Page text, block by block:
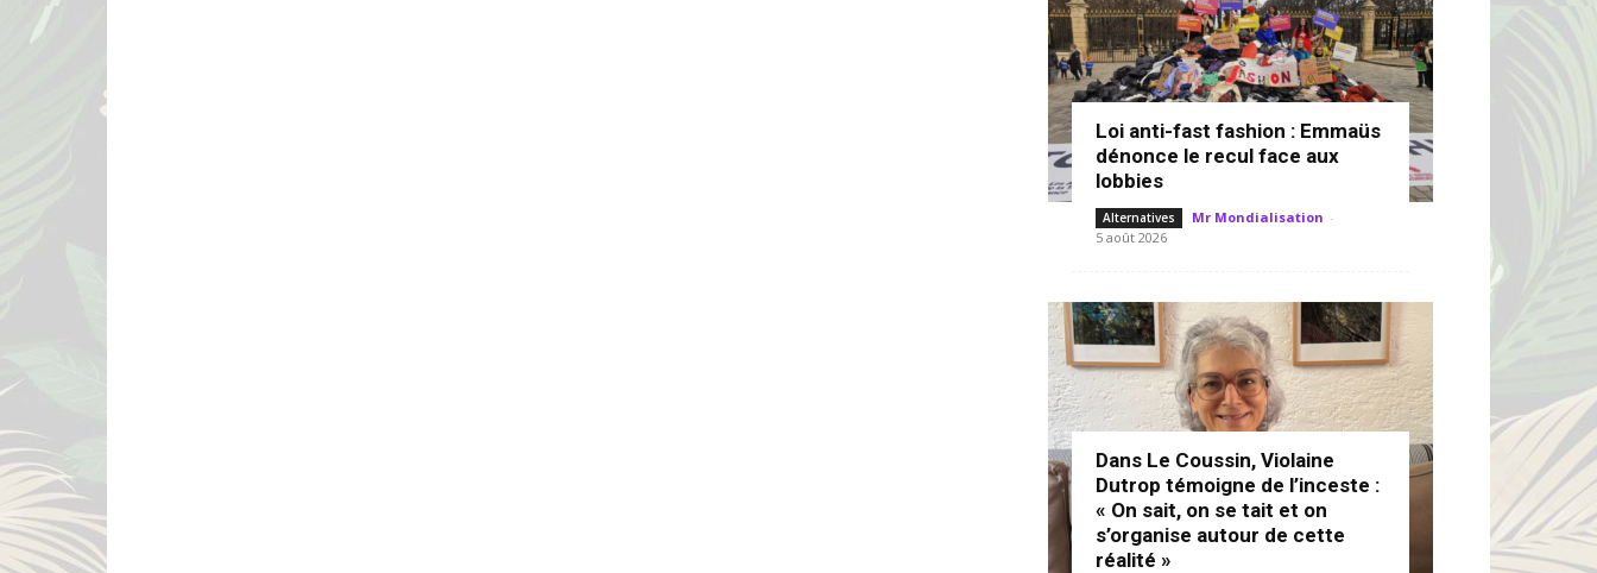
Loi anti-fast fashion : Emmaüs
dénonce le recul face aux
lobbies
Alternatives Mr Mondialisation -
5 août 2026
Dans Le Coussin, Violaine
Dutrop témoigne de l’inceste :
« On sait, on se tait et on
s’organise autour de cette
réalité »